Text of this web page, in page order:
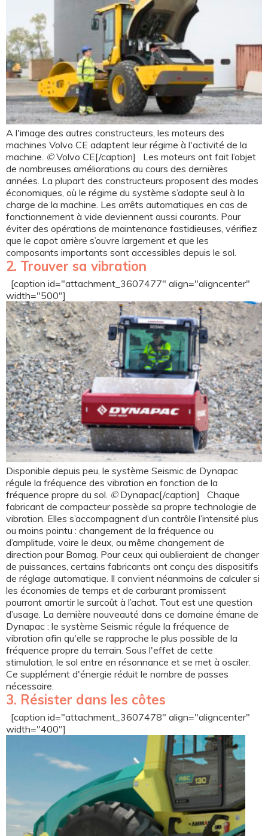
A l'image des autres constructeurs, les moteurs des
machines Volvo CE adaptent leur régime à l'activité de la
machine. ©Volvo CE[/caption] Les moteurs ont fait l’objet
de nombreuses améliorations au cours des dernières
années. La plupart des constructeurs proposent des modes
économiques, où le régime du système s’adapte seul à la
charge de la machine. Les arrêts automatiques en cas de
fonctionnement à vide deviennent aussi courants. Pour
éviter des opérations de maintenance fastidieuses, vérifiez
que le capot arrière s’ouvre largement et que les
composants importants sont accessibles depuis le sol.
2. Trouver sa vibration
[caption id="attachment_3607477" align="aligncenter"
width="500"]
Disponible depuis peu, le système Seismic de Dynapac
régule la fréquence des vibration en fonction de la
fréquence propre du sol. © Dynapac[/caption] Chaque
fabricant de compacteur possède sa propre technologie de
vibration. Elles s’accompagnent d’un contrôle l’intensité plus
ou moins pointu : changement de la fréquence ou
d’amplitude, voire le deux, ou même changement de
direction pour Bomag. Pour ceux qui oublieraient de changer
de puissances, certains fabricants ont conçu des dispositifs
de réglage automatique. Il convient néanmoins de calculer si
les économies de temps et de carburant promissent
pourront amortir le surcoût à l’achat. Tout est une question
d’usage. La dernière nouveauté dans ce domaine émane de
Dynapac : le système Seismic régule la fréquence de
vibration afin qu'elle se rapproche le plus possible de la
fréquence propre du terrain. Sous l'effet de cette
stimulation, le sol entre en résonnance et se met à osciler.
Ce supplément d'énergie réduit le nombre de passes
nécessaire.
3. Résister dans les côtes
[caption id="attachment_3607478" align="aligncenter"
width="400"]